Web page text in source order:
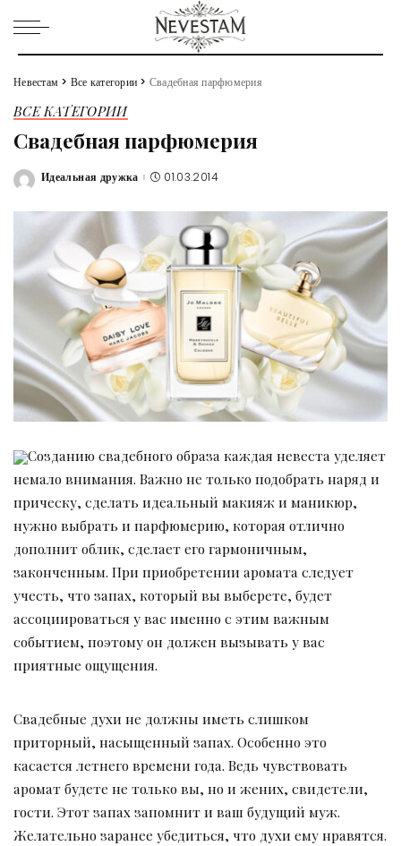
Невестам > Все категории > Свадебная парфюмерия
ВСЕ КАТЕГОРИИ
Свадебная парфюмерия
Posted
Идеальная дружка 01.03.2014
Созданию свадебного образа каждая невеста уделяет
немало внимания. Важно не только подобрать наряд и
прическу, сделать идеальный макияж и маникюр,
нужно выбрать и парфюмерию, которая отлично
дополнит облик, сделает его гармоничным,
законченным. При приобретении аромата следует
учесть, что запах, который вы выберете, будет
ассоциироваться у вас именно с этим важным
событием, поэтому он должен вызывать у вас
приятные ощущения.
Свадебные духи не должны иметь слишком
приторный, насыщенный запах. Особенно это
касается летнего времени года. Ведь чувствовать
аромат будете не только вы, но и жених, свидетели,
гости. Этот запах запомнит и ваш будущий муж.
Желательно заранее убедиться, что духи ему нравятся.